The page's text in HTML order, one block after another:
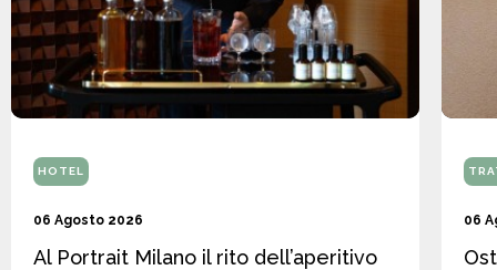
HOTEL
06 Agosto 2026
Al Portrait Milano il rito dell’aperitivo
06